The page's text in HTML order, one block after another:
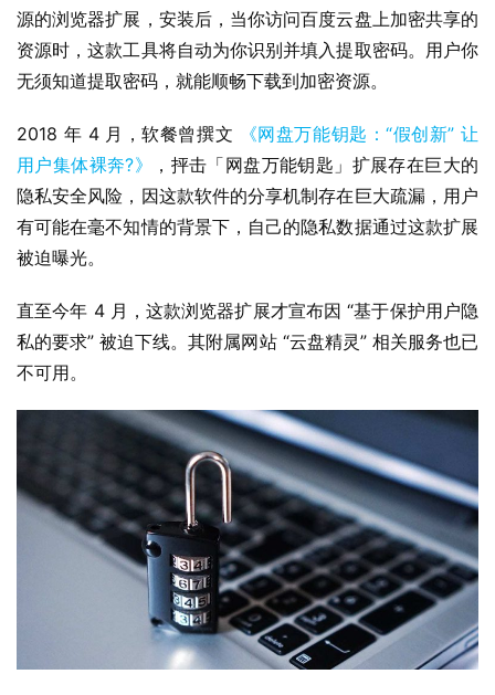
业
W
i
1
源的浏览器扩展，安装后，当你访问百度云盘上加密共享的
资源时，这款工具将自动为你识别并填入提取密码。用户你
无须知道提取密码，就能顺畅下载到加密资源。
2018 年 4 月，软餐曾撰文
《网盘万能钥匙：“假创新” 让
用户集体裸奔?》
，抨击「网盘万能钥匙」扩展存在巨大的
隐私安全风险，因这款软件的分享机制存在巨大疏漏，用户
有可能在毫不知情的背景下，自己的隐私数据通过这款扩展
被迫曝光。
直至今年 4 月，这款浏览器扩展才宣布因 “基于保护用户隐
私的要求” 被迫下线。其附属网站 “云盘精灵” 相关服务也已
不可用。